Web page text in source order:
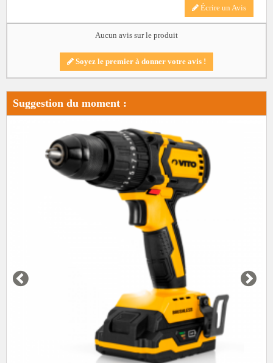
Écrire un Avis
Aucun avis sur le produit
Soyez le premier à donner votre avis !
Suggestion du moment :